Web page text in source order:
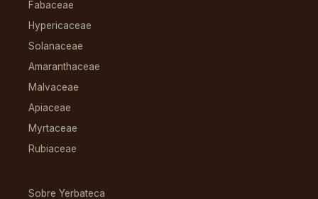
Fabaceae
Hypericaceae
Solanaceae
Amaranthaceae
Malvaceae
Apiaceae
Myrtaceae
Rubiaceae
Sobre Yerbateca